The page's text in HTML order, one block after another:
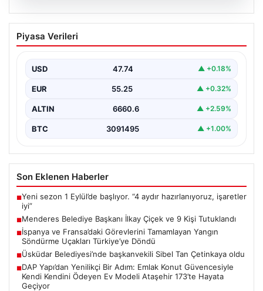
Menderes Belediye Başkanı İlkay Çiçek
ve 9 Kişi Tutuklandı
Çiçek’in de aralarında bulunduğu isimlere yönelik
yürütülen kapsamlı…
Piyasa Verileri
USD 47.74 ▲ +0.18%
EUR 55.25 ▲ +0.32%
ALTIN 6660.6 ▲ +2.59%
BTC 3091495 ▲ +1.00%
Son Eklenen Haberler
■Yeni sezon 1 Eylül’de başlıyor. “4 aydır hazırlanıyoruz, işaretler
iyi”
■Menderes Belediye Başkanı İlkay Çiçek ve 9 Kişi Tutuklandı
■İspanya ve Fransa’daki Görevlerini Tamamlayan Yangın
Söndürme Uçakları Türkiye’ye Döndü
■Üsküdar Belediyesi’nde başkanvekili Sibel Tan Çetinkaya oldu
■DAP Yapı’dan Yenilikçi Bir Adım: Emlak Konut Güvencesiyle
Kendi Kendini Ödeyen Ev Modeli Ataşehir 173’te Hayata
Geçiyor